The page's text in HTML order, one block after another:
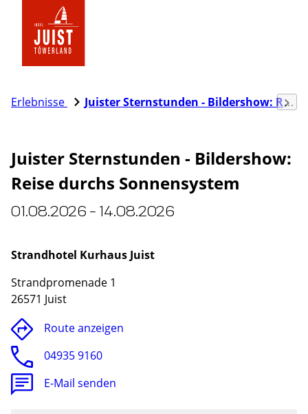
Startseite
Erlebnisse
Juister Sternstunden - Bildershow: Reise durchs Sonnensystem
Juister Sternstunden - Bildershow:
Reise durchs Sonnensystem
01.08.2026 - 14.08.2026
Strandhotel Kurhaus Juist
Strandpromenade 1
26571 Juist
Route anzeigen
04935 9160
E-Mail senden